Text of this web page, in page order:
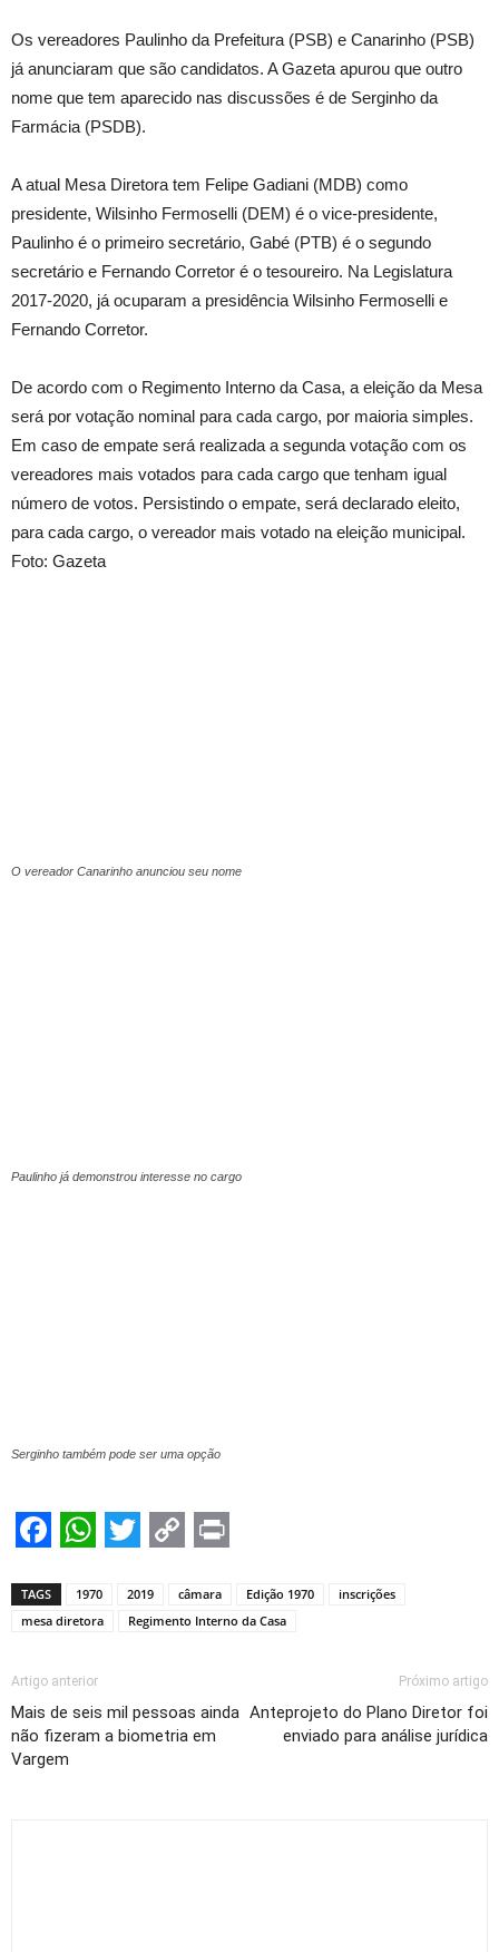
Os vereadores Paulinho da Prefeitura (PSB) e Canarinho (PSB)
já anunciaram que são candidatos. A Gazeta apurou que outro
nome que tem aparecido nas discussões é de Serginho da
Farmácia (PSDB).
A atual Mesa Diretora tem Felipe Gadiani (MDB) como
presidente, Wilsinho Fermoselli (DEM) é o vice-presidente,
Paulinho é o primeiro secretário, Gabé (PTB) é o segundo
secretário e Fernando Corretor é o tesoureiro. Na Legislatura
2017-2020, já ocuparam a presidência Wilsinho Fermoselli e
Fernando Corretor.
De acordo com o Regimento Interno da Casa, a eleição da Mesa
será por votação nominal para cada cargo, por maioria simples.
Em caso de empate será realizada a segunda votação com os
vereadores mais votados para cada cargo que tenham igual
número de votos. Persistindo o empate, será declarado eleito,
para cada cargo, o vereador mais votado na eleição municipal.
Foto: Gazeta
O vereador Canarinho anunciou seu nome
Paulinho já demonstrou interesse no cargo
Serginho também pode ser uma opção
Link
TAGS 1970 2019 câmara Edição 1970
inscrições
mesa diretora
Regimento Interno da Casa
Artigo anterior
Mais de seis mil pessoas ainda
não fizeram a biometria em
Vargem
Próximo artigo
Anteprojeto do Plano Diretor foi
enviado para análise jurídica